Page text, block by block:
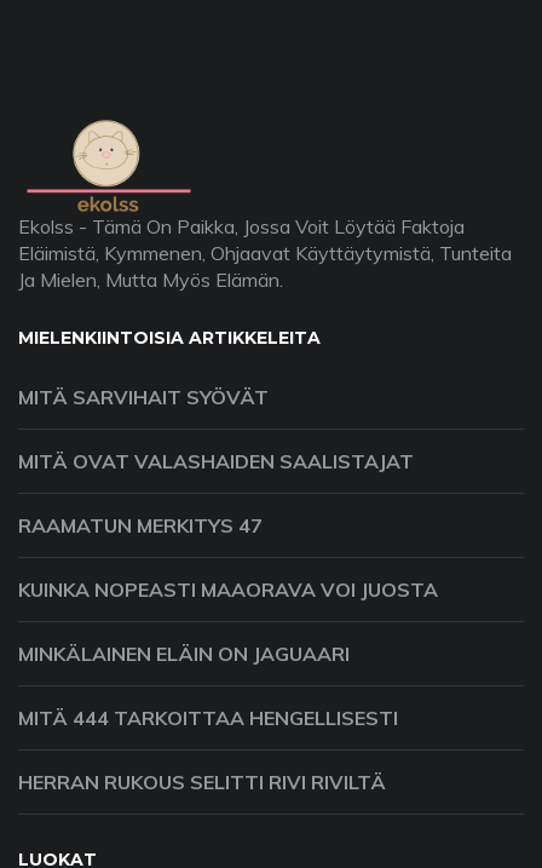
Ekolss - Tämä On Paikka, Jossa Voit Löytää Faktoja
Eläimistä, Kymmenen, Ohjaavat Käyttäytymistä, Tunteita
Ja Mielen, Mutta Myös Elämän.
MIELENKIINTOISIA ARTIKKELEITA
MITÄ SARVIHAIT SYÖVÄT
MITÄ OVAT VALASHAIDEN SAALISTAJAT
RAAMATUN MERKITYS 47
KUINKA NOPEASTI MAAORAVA VOI JUOSTA
MINKÄLAINEN ELÄIN ON JAGUAARI
MITÄ 444 TARKOITTAA HENGELLISESTI
HERRAN RUKOUS SELITTI RIVI RIVILTÄ
LUOKAT